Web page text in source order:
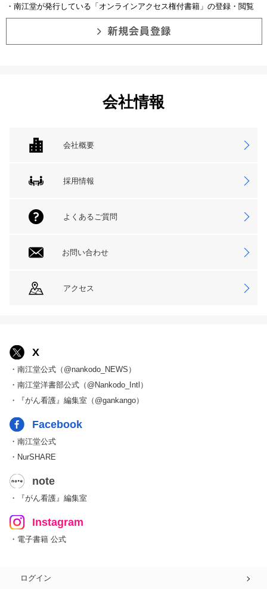
・南江堂が発行している「オンラインアクセス権付書籍」の登録・閲覧
会社情報
会社概要
採用情報
よくあるご質問
お問い合わせ
アクセス
X
・南江堂公式（@nankodo_NEWS）
・南江堂洋書部公式（@Nankodo_Intl）
・『がん看護』編集室（@gankango）
Facebook
・南江堂公式
・NurSHARE
note
・『がん看護』編集室
Instagram
・電子書籍 公式
ログイン